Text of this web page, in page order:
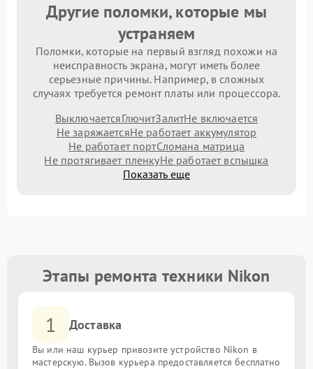
Другие поломки, которые мы
устраняем
Поломки, которые на первый взгляд похожи на
неисправность экрана, могут иметь более
серьезные причины. Например, в сложных
случаях требуется ремонт платы или процессора.
ВыключаетсяГлючитЗалитНе включается
Не заряжаетсяНе работает аккумулятор
Не работает портСломана матрица
Не протягивает пленкуНе работает вспышка
Показать еще
Этапы ремонта техники Nikon
1 Доставка
Вы или наш курьер привозите устройство Nikon в
мастерскую. Вызов курьера предоставляется бесплатно